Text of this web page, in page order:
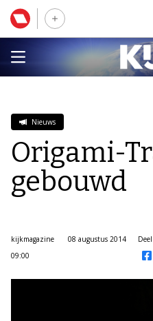
Nieuws
Origami-
gebouwd
kijkmagazine
08 augustus 2014
09:00